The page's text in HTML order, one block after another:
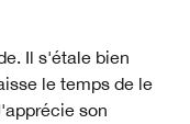
Il s'étale bien
le temps de le
son